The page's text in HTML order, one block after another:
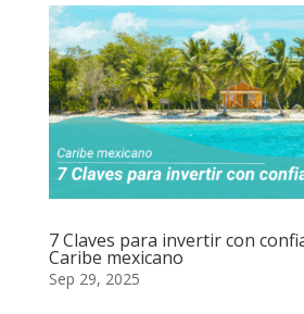
7 Claves para invertir con
Caribe mexicano
Sep 29, 2025